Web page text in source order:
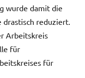
wurde damit die
drastisch reduziert.
Arbeitskreis
für
für